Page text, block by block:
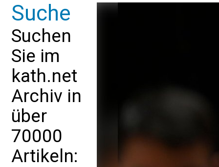
Suche
Suchen
Sie im
kath.net
Archiv in
über
70000
Artikeln: